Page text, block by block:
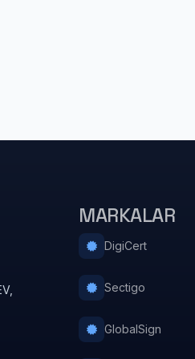
MARKALAR
DigiCert
Sectigo
GlobalSign